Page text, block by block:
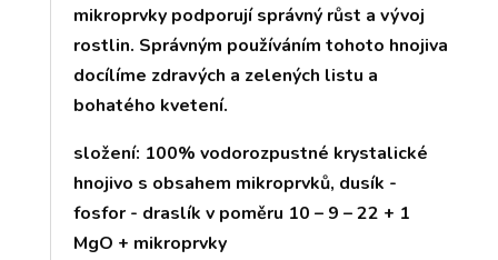
mikroprvky podporují správný růst a vývoj
rostlin. Správným používáním tohoto hnojiva
docílíme zdravých a zelených listu a
bohatého kvetení.
složení: 100% vodorozpustné krystalické
hnojivo s obsahem mikroprvků, dusík -
fosfor - draslík v poměru 10 – 9 – 22 + 1
MgO + mikroprvky